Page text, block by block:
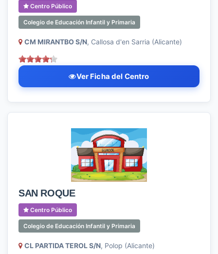
Centro Público
Colegio de Educación Infantil y Primaria
CM MIRANTBO S/N, Callosa d'en Sarria (Alicante)
Ver Ficha del Centro
SAN ROQUE
Centro Público
Colegio de Educación Infantil y Primaria
CL PARTIDA TEROL S/N, Polop (Alicante)